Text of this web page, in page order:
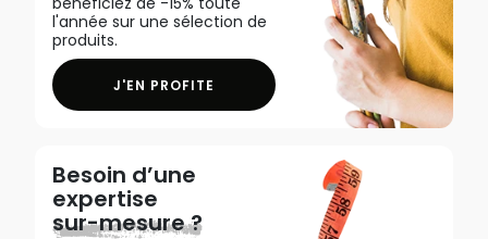
l'année sur une sélection de
produits.
J'EN PROFITE
Besoin d’une
expertise
sur-mesure ?